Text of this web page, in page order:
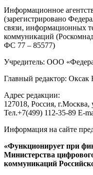
Информационное
(зарегистрировано
связи, информационных
коммуникаций
ФС 77 – 85577)
Учредитель: ООО
Главный редактор: Оксак
Адрес редакции:
127018, Россия, г.Москва,
Тел.+7(499) 112-35-89 E-
Информация на сайте
«Функционирует при
Министерства
коммуникаций